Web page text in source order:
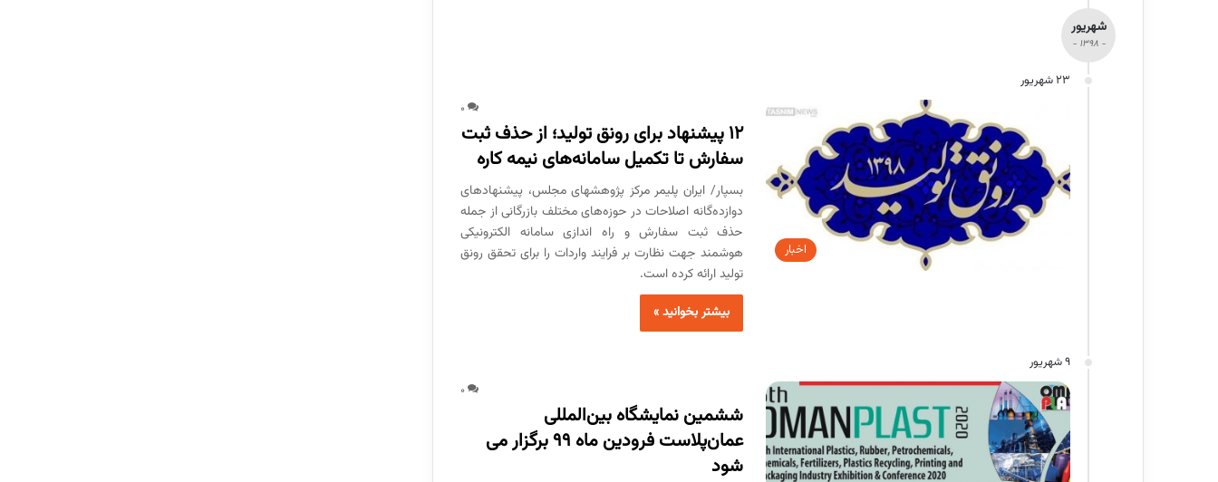
شهریور
- 1398 -
23 شهریور
اخبار
0
۱۲ پیشنهاد برای رونق تولید؛ از حذف ثبت
سفارش تا تکمیل سامانه‌های نیمه کاره
بسپار/ ایران پلیمر مرکز پژوهشهای مجلس، پیشنهادهای
دوازده‌گانه اصلاحات در حوزه‌های مختلف بازرگانی از جمله
حذف ثبت سفارش و راه اندازی سامانه الکترونیکی
هوشمند جهت نظارت بر فرایند واردات را برای تحقق رونق
تولید ارائه کرده است.
بیشتر بخوانید »
9 شهریور
0
ششمین نمایشگاه بین‌المللی
عمان‌پلاست فرودین ماه 99 برگزار می
شود